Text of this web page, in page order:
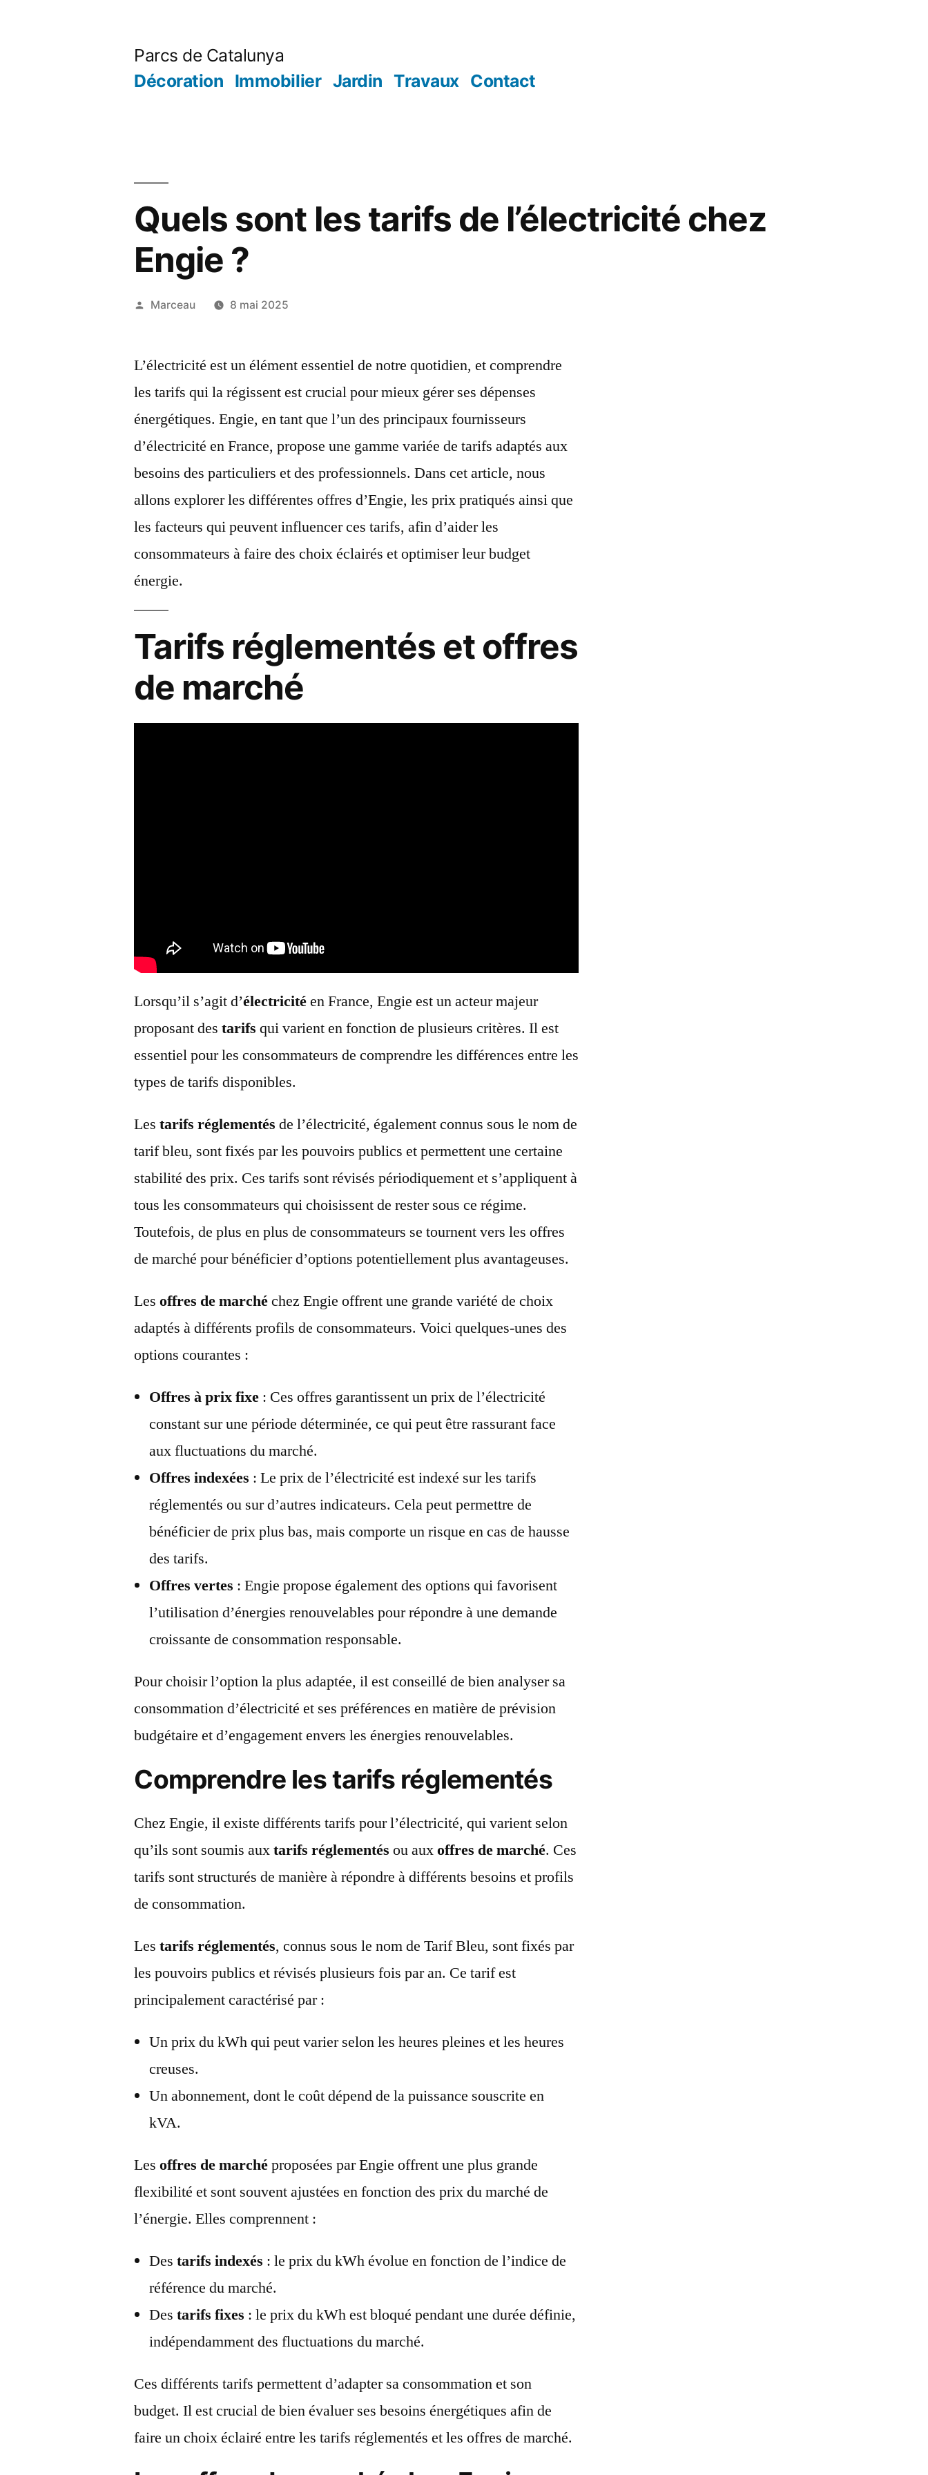
Parcs de Catalunya
Décoration Immobilier Jardin Travaux Contact
Quels sont les tarifs de l’électricité chez
Engie ?
Publié
Marceau 8 mai 2025
L’électricité est un élément essentiel de notre quotidien, et comprendre
les tarifs qui la régissent est crucial pour mieux gérer ses dépenses
énergétiques. Engie, en tant que l’un des principaux fournisseurs
d’électricité en France, propose une gamme variée de tarifs adaptés aux
besoins des particuliers et des professionnels. Dans cet article, nous
allons explorer les différentes offres d’Engie, les prix pratiqués ainsi que
les facteurs qui peuvent influencer ces tarifs, afin d’aider les
consommateurs à faire des choix éclairés et optimiser leur budget
énergie.
Tarifs réglementés et offres
de marché
Lorsqu’il s’agit d’électricitéen France, Engie est un acteur majeur
proposant destarifs qui varient en fonction de plusieurs critères. Il est
essentiel pour les consommateurs de comprendre les différences entre les
types de tarifs disponibles.
Lestarifs réglementés de l’électricité, également connus sous le nom de
tarif bleu, sont fixés par les pouvoirs publics et permettent une certaine
stabilité des prix. Ces tarifs sont révisés périodiquement et s’appliquent à
tous les consommateurs qui choisissent de rester sous ce régime.
Toutefois, de plus en plus de consommateurs se tournent vers les offres
de marché pour bénéficier d’options potentiellement plus avantageuses.
Lesoffres de marchéchez Engie offrent une grande variété de choix
adaptés à différents profils de consommateurs. Voici quelques-unes des
options courantes :
Offres à prix fixe : Ces offres garantissent un prix de l’électricité
constant sur une période déterminée, ce qui peut être rassurant face
aux fluctuations du marché.
Offres indexées : Le prix de l’électricité est indexé sur les tarifs
réglementés ou sur d’autres indicateurs. Cela peut permettre de
bénéficier de prix plus bas, mais comporte un risque en cas de hausse
des tarifs.
Offres vertes : Engie propose également des options qui favorisent
l’utilisation d’énergies renouvelables pour répondre à une demande
croissante de consommation responsable.
Pour choisir l’option la plus adaptée, il est conseillé de bien analyser sa
consommation d’électricité et ses préférences en matière de prévision
budgétaire et d’engagement envers les énergies renouvelables.
Comprendre les tarifs réglementés
Chez Engie, il existe différents tarifs pour l’électricité, qui varient selon
qu’ils sont soumis auxtarifs réglementés ou auxoffres de marché. Ces
tarifs sont structurés de manière à répondre à différents besoins et profils
de consommation.
Lestarifs réglementés, connus sous le nom de Tarif Bleu, sont fixés par
les pouvoirs publics et révisés plusieurs fois par an. Ce tarif est
principalement caractérisé par :
Un prix du kWh qui peut varier selon les heures pleines et les heures
creuses.
Un abonnement, dont le coût dépend de la puissance souscrite en
kVA.
Lesoffres de marchéproposées par Engie offrent une plus grande
flexibilité et sont souvent ajustées en fonction des prix du marché de
l’énergie. Elles comprennent :
Destarifs indexés : le prix du kWh évolue en fonction de l’indice de
référence du marché.
Destarifs fixes : le prix du kWh est bloqué pendant une durée définie,
indépendamment des fluctuations du marché.
Ces différents tarifs permettent d’adapter sa consommation et son
budget. Il est crucial de bien évaluer ses besoins énergétiques afin de
faire un choix éclairé entre les tarifs réglementés et les offres de marché.